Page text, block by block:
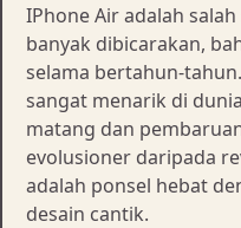
IPhone Air adalah
banyak dibicarakan,
selama bertahun-
sangat menarik di
matang dan
evolusioner daripada
adalah ponsel hebat
desain cantik.